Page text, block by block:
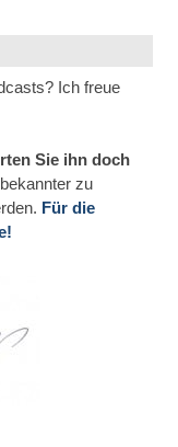
Ich freue
Sie ihn doch
zu
Für die